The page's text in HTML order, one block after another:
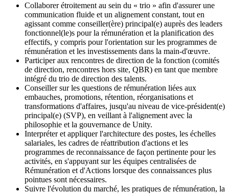
Collaborer étroitement au sein du « trio » afin d'assurer une
communication fluide et un alignement constant, tout en
agissant comme conseiller(ère) principal(e) auprès des leaders
fonctionnel(le)s pour la rémunération et la planification des
effectifs, y compris pour l'orientation sur les programmes de
rémunération et les investissements dans la main-d'œuvre.
Participer aux rencontres de direction de la fonction (comités
de direction, rencontres hors site, QBR) en tant que membre
intégré du trio de direction des talents.
Conseiller sur les questions de rémunération liées aux
embauches, promotions, rétention, réorganisations et
transformations d'affaires, jusqu'au niveau de vice‑président(e)
principal(e) (SVP), en veillant à l'alignement avec la
philosophie et la gouvernance de Unity.
Interpréter et appliquer l'architecture des postes, les échelles
salariales, les cadres de réattribution d'actions et les
programmes de reconnaissance de façon pertinente pour les
activités, en s'appuyant sur les équipes centralisées de
Rémunération et d'Actions lorsque des connaissances plus
pointues sont nécessaires.
Suivre l'évolution du marché, les pratiques de rémunération, la